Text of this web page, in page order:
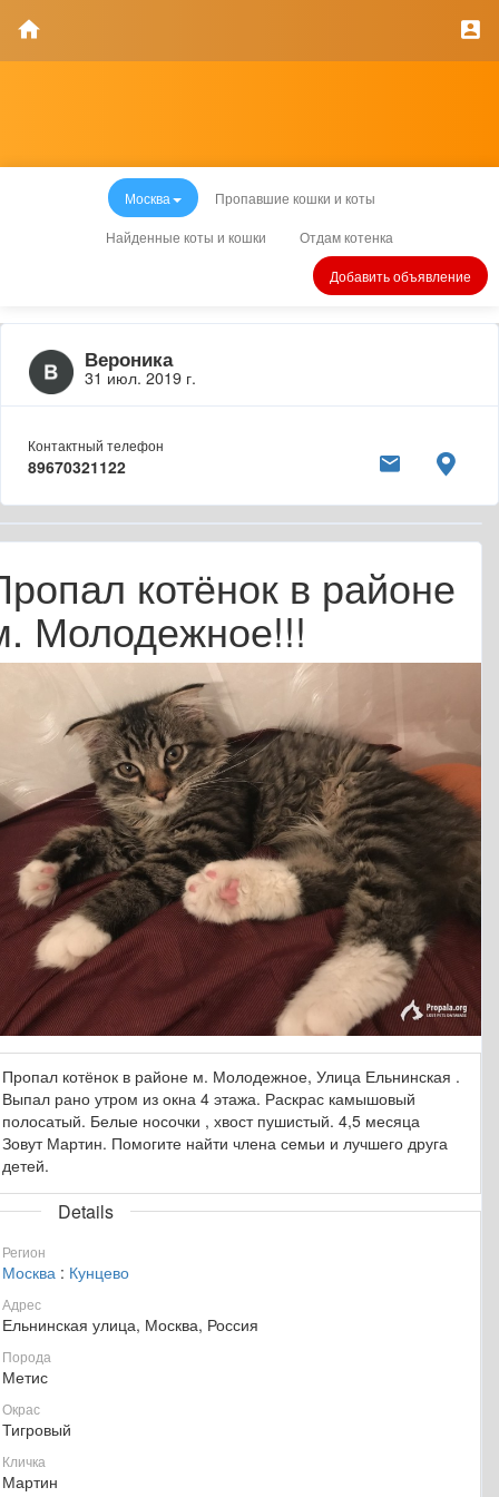
Москва Пропавшие кошки и коты
Найденные коты и кошки Отдам котенка
Добавить объявление
Вероника
31 июл. 2019 г.
Контактный телефон
89670321122
котёнок в районе
Молодежное!!!
Пропал котёнок в районе м. Молодежное, Улица Ельнинская .
Выпал рано утром из окна 4 этажа. Раскрас камышовый
полосатый. Белые носочки , хвост пушистый. 4,5 месяца
Зовут Мартин. Помогите найти члена семьи и лучшего друга
детей.
Details
Регион
Москва : Кунцево
Адрес
Ельнинская улица, Москва, Россия
Порода
Метис
Окрас
Тигровый
Кличка
Мартин